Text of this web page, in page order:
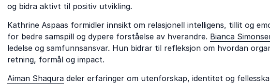
og bidra aktivt til positiv utvikling.
Kathrine Aspaas formidler innsikt om relasjonell intelligens, tillit og
for bedre samspill og dypere forståelse av hverandre. Bianca
ledelse og samfunnsansvar. Hun bidrar til refleksjon om hvordan
retning, formål og impact.
Aiman Shaqura deler erfaringer om utenforskap, identitet og